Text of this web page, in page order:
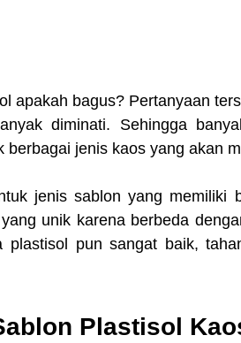
apakah bagus? Pertanyaan
diminati. Sehingga
jenis kaos yang akan
jenis sablon yang memiliki
unik karena berbeda
plastisol pun sangat baik,
Plastisol